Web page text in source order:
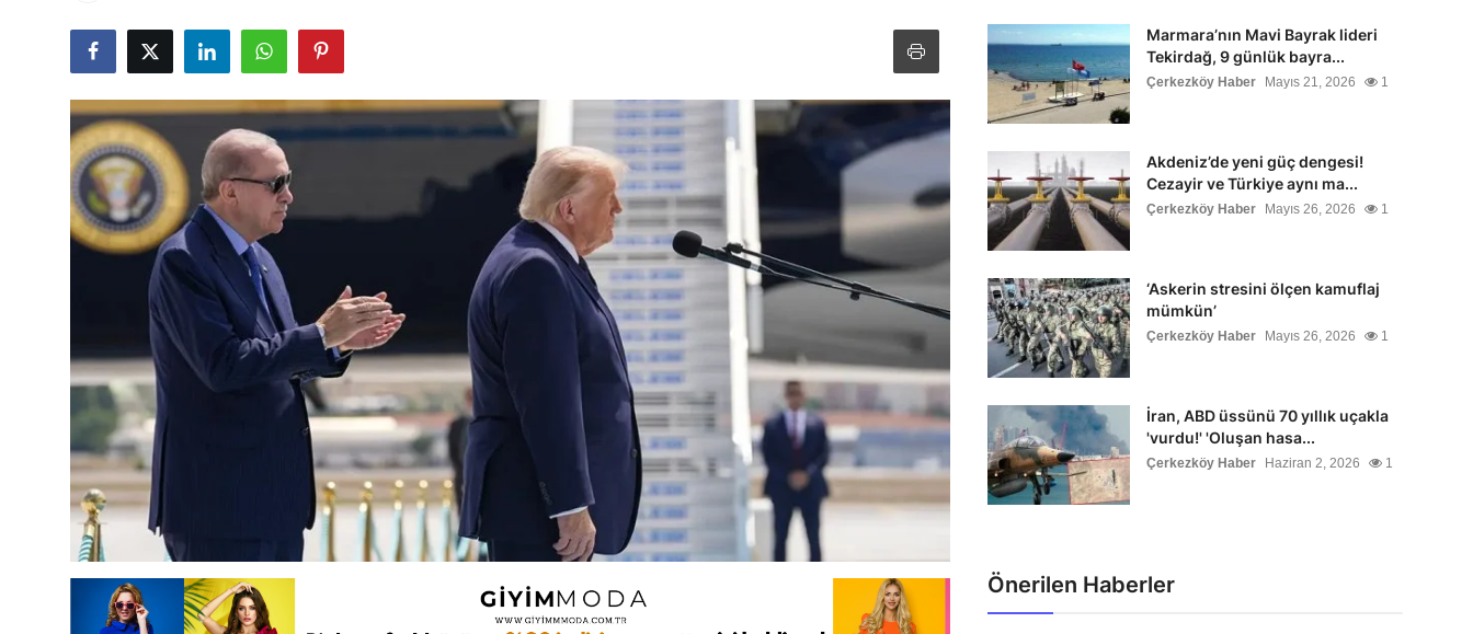
Çerkezköy
Marmara’nın Mavi Bayrak lideri
Tekirdağ, 9 günlük bayra...
Çerkezköy Haber Mayıs 21, 2026 1
Akdeniz’de yeni güç dengesi!
Cezayir ve Türkiye aynı ma...
Çerkezköy Haber Mayıs 26, 2026 1
‘Askerin stresini ölçen kamuflaj
mümkün’
Çerkezköy Haber Mayıs 26, 2026 1
İran, ABD üssünü 70 yıllık uçakla
'vurdu!' 'Oluşan hasa...
Çerkezköy Haber Haziran 2, 2026 1
Önerilen Haberler